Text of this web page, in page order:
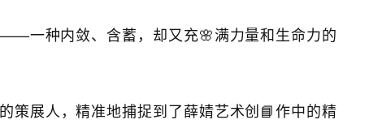
一种内敛、含蓄，却又充🌸满力量和生命力的
策展人，精准地捕捉到了薛婧艺术创📘作中的精